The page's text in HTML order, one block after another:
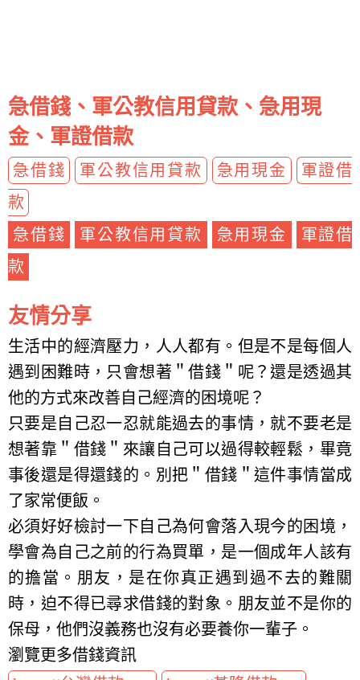
急借錢、軍公教信用貸款、急用現
金、軍證借款
急借錢 軍公教信用貸款 急用現金
軍證借
款
急借錢
軍公教信用貸款 急用現金
軍證借
款
友情分享
生活中的經濟壓力，人人都有。但是不是每個人
遇到困難時，只會想著＂借錢＂呢？還是透過其
他的方式來改善自己經濟的困境呢？
只要是自己忍一忍就能過去的事情，就不要老是
想著靠＂借錢＂來讓自己可以過得較輕鬆，畢竟
事後還是得還錢的。別把＂借錢＂這件事情當成
了家常便飯。
必須好好檢討一下自己為何會落入現今的困境，
學會為自己之前的行為買單，是一個成年人該有
的擔當。朋友，是在你真正遇到過不去的難關
時，迫不得已尋求借錢的對象。朋友並不是你的
保母，他們沒義務也沒有必要養你一輩子。
瀏覽更多借錢資訊